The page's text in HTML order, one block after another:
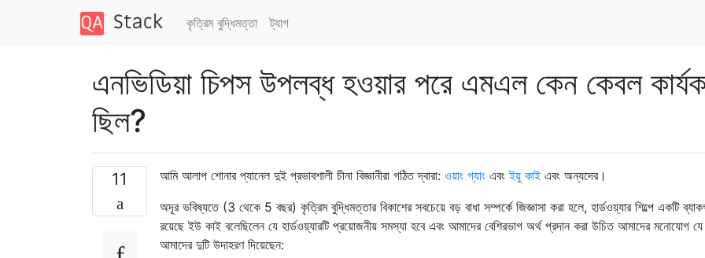
কৃত্রিম বুদ্ধিমত্তা ট্যাগ
এনভিডিয়া চিপস উপলব্ধ হওয়ার পরে এমএল কেন কেবল
ছিল?
11 আমি আলাপ শোনার প্যানেল দুই প্রভাবশালী চীনা বিজ্ঞানীরা গঠিত দ্বারা: ওয়াং গ্যাং এবংইয়ু কাই এবং অন্যদের।
অদূর ভবিষ্যতে (3 থেকে 5 বছর) কৃত্রিম বুদ্ধিমত্তার বিকাশের সবচেয়ে বড় বাধা সম্পর্কে জিজ্ঞাসা করা হলে, হার্ডওয়্যার শিল্পে একটি
রয়েছে ইউ কাই বলেছিলেন যে হার্ডওয়্যারটি প্রয়োজনীয় সমস্যা হবে এবং আমাদের বেশিরভাগ অর্থ প্রদান করা উচিত আমাদের মনোযোগ
আমাদের দুটি উদাহরণ দিয়েছেন: